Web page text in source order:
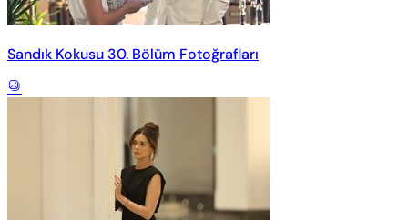
Sandık Kokusu 30. Bölüm Fotoğrafları